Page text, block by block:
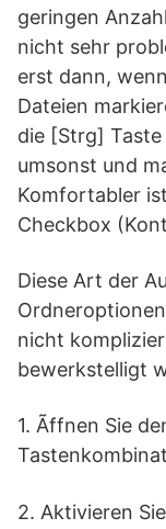
geringen
nicht sehr
erst dann,
Dateien
die [Strg]
umsonst und
Komfortabler
Checkbox
Diese Art der
nicht
bewerkstelligt
1. Ãffnen Sie
2. Aktivieren